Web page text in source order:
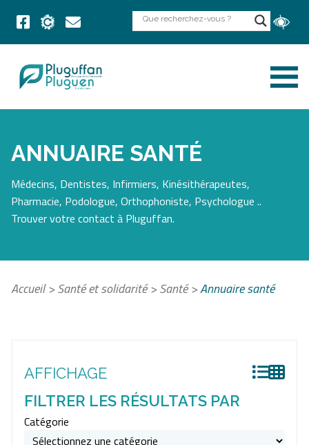
ANNUAIRE SANTÉ
Médecins, Dentistes, Infirmiers, Kinésithérapeutes,
Pharmacie, Podologue, Orthophoniste, Psychologue ..
Trouver votre contact à Pluguffan.
Accueil>Santé et solidarité>Santé>Annuaire santé
AFFICHAGE
FILTRER LES RÉSULTATS PAR
Catégorie